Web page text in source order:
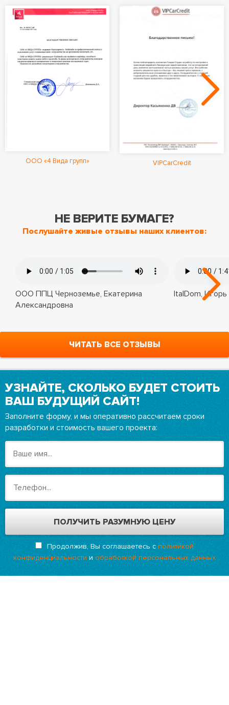
ООО «4 Вида групп» VIPCarCredit
НЕ ВЕРИТЕ БУМАГЕ?
Послушайте живые отзывы наших клиентов:
ООО ППЦ Черноземье, Екатерина
Александровна
ItalDom, Игорь
ЧИТАТЬ ВСЕ ОТЗЫВЫ
УЗНАЙТЕ, СКОЛЬКО БУДЕТ СТОИТЬ
ВАШ БУДУЩИЙ САЙТ!
Заполните форму, и мы оперативно рассчитаем сроки
разработки и стоимость вашего проекта:
Продолжив, Вы соглашаетесь с политикой
конфиденциальности и обработкой персональных данных